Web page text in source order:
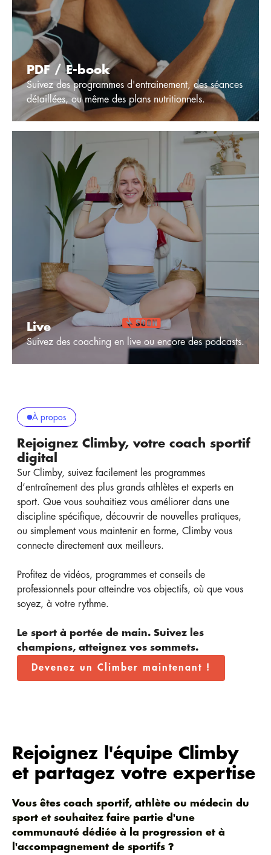
PDF / E-book
Suivez des programmes d'entrainement, des séances
détaillées, ou même des plans nutritionnels.
Live
Suivez des coaching en live ou encore des podcasts.
À propos
Rejoignez Climby, votre coach sportif
digital
Sur Climby, suivez facilement les programmes
d’entraînement des plus grands athlètes et experts en
sport. Que vous souhaitiez vous améliorer dans une
discipline spécifique, découvrir de nouvelles pratiques,
ou simplement vous maintenir en forme, Climby vous
connecte directement aux meilleurs.
Profitez de vidéos, programmes et conseils de
professionnels pour atteindre vos objectifs, où que vous
soyez, à votre rythme.
Le sport à portée de main. Suivez les
champions, atteignez vos sommets.
Devenez un Climber maintenant !
Rejoignez l'équipe Climby
et partagez votre expertise
Vous êtes coach sportif, athlète ou médecin du
sport et souhaitez faire partie d'une
communauté dédiée à la progression et à
l'accompagnement de sportifs ?